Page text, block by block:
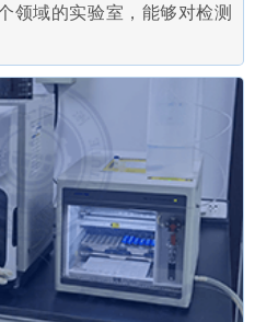
领域的实验室，能够对检测